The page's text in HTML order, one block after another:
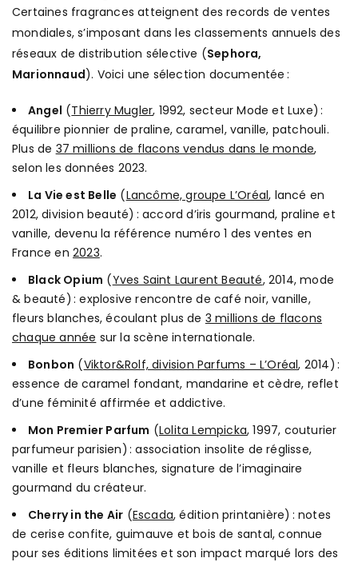
Certaines fragrances atteignent des records de ventes
mondiales, s’imposant dans les classements annuels des
réseaux de distribution sélective (Sephora,
Marionnaud). Voici une sélection documentée :
Angel (Thierry Mugler, 1992, secteur Mode et Luxe) :
équilibre pionnier de praline, caramel, vanille, patchouli.
Plus de 37 millions de flacons vendus dans le monde,
selon les données 2023.
La Vie est Belle (Lancôme, groupe L’Oréal, lancé en
2012, division beauté) : accord d’iris gourmand, praline et
vanille, devenu la référence numéro 1 des ventes en
France en 2023.
Black Opium (Yves Saint Laurent Beauté, 2014, mode
& beauté) : explosive rencontre de café noir, vanille,
fleurs blanches, écoulant plus de 3 millions de flacons
chaque année sur la scène internationale.
Bonbon (Viktor&Rolf, division Parfums – L’Oréal, 2014) :
essence de caramel fondant, mandarine et cèdre, reflet
d’une féminité affirmée et addictive.
Mon Premier Parfum (Lolita Lempicka, 1997, couturier
parfumeur parisien) : association insolite de réglisse,
vanille et fleurs blanches, signature de l’imaginaire
gourmand du créateur.
Cherry in the Air (Escada, édition printanière) : notes
de cerise confite, guimauve et bois de santal, connue
pour ses éditions limitées et son impact marqué lors des